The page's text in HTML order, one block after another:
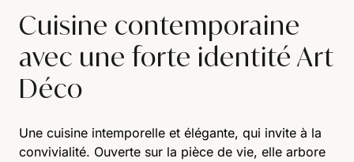
Cuisine contemporaine
avec une forte identité Art
Déco
Une cuisine intemporelle et élégante, qui invite à la
convivialité. Ouverte sur la pièce de vie, elle arbore